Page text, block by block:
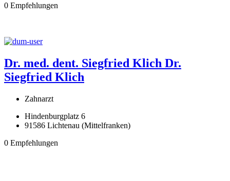
0 Empfehlungen
Dr. med. dent. Siegfried Klich Dr.
Siegfried Klich
Zahnarzt
Hindenburgplatz 6
91586 Lichtenau (Mittelfranken)
0 Empfehlungen